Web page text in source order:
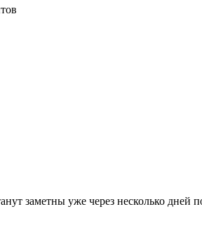
заметны уже через несколько дней